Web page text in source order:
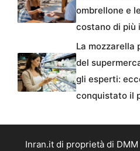
ombrellone e
costano di più
La mozzarella
del
gli esperti:
conquistato il
Inran.it di proprietà di DMM